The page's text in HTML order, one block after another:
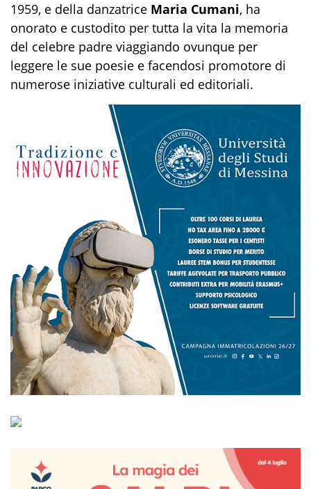
1959, e della danzatrice Maria Cumani, ha
onorato e custodito per tutta la vita la memoria
del celebre padre viaggiando ovunque per
leggere le sue poesie e facendosi promotore di
numerose iniziative culturali ed editoriali.